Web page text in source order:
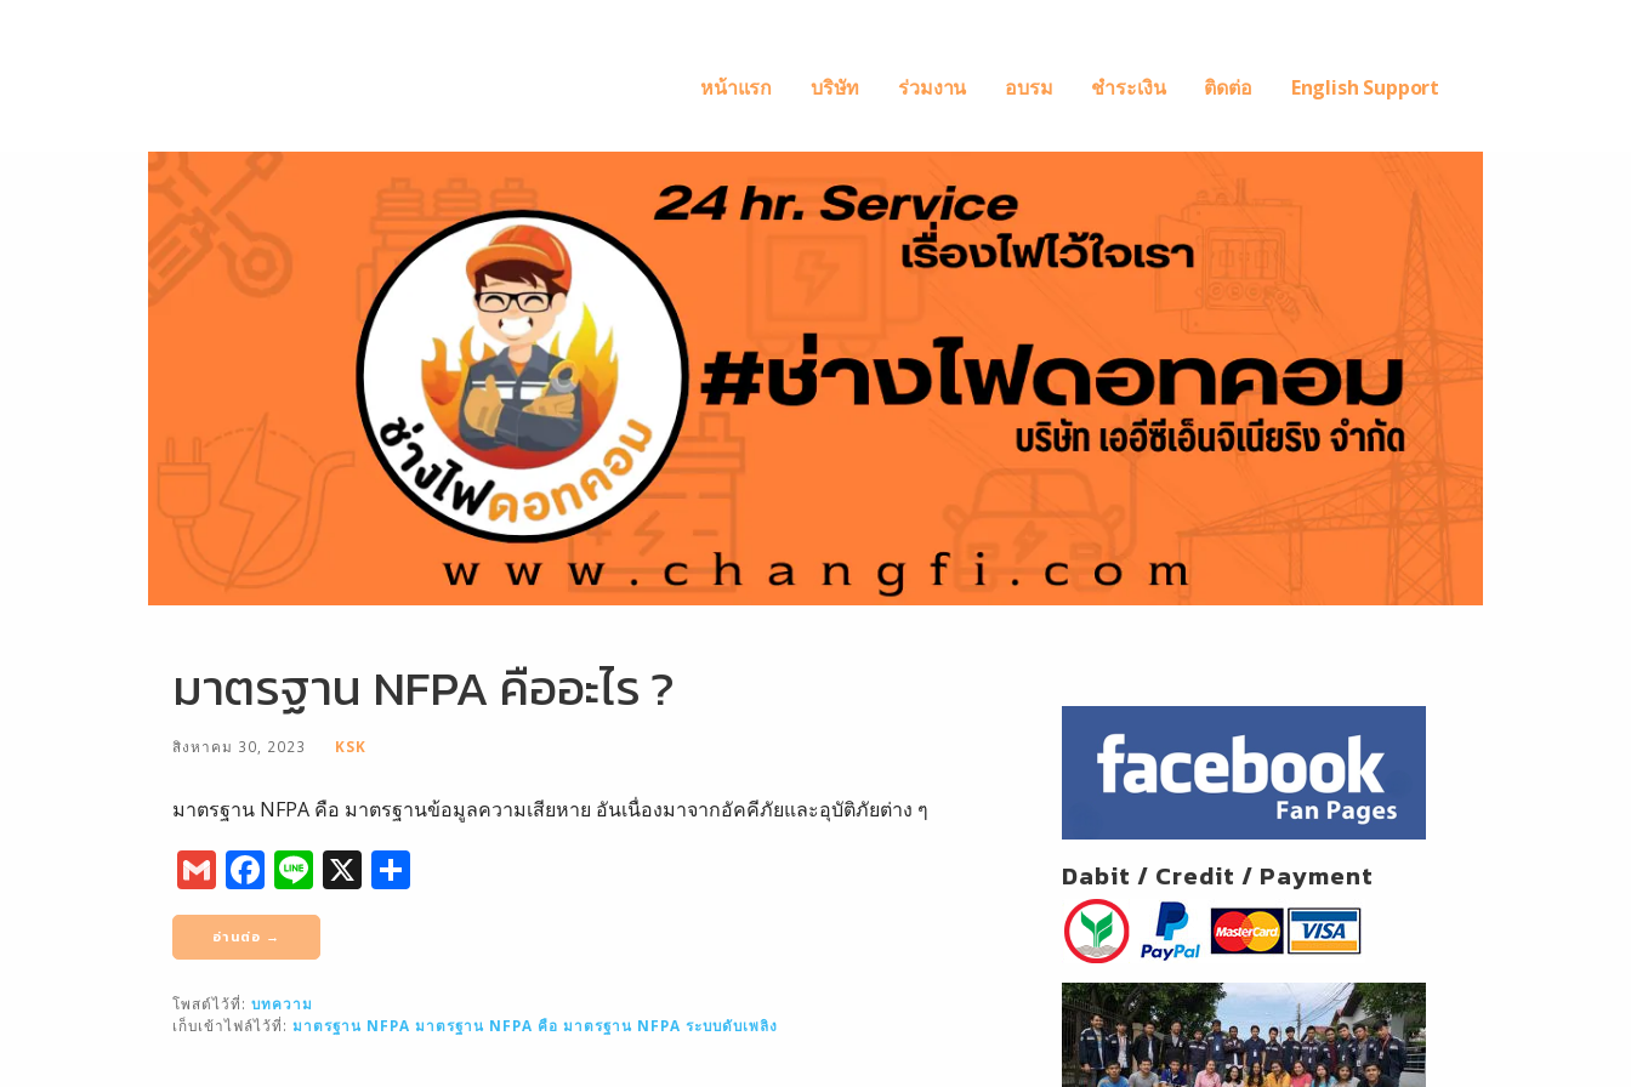
หน้าแรก บริษัท ร่วมงาน อบรม ชำระเงิน ติดต่อ English Support
มาตรฐาน NFPA คืออะไร ?
สิงหาคม 30, 2023 KSK
มาตรฐาน NFPA คือ มาตรฐานข้อมูลความเสียหาย อันเนื่องมาจากอัคคีภัยและอุบัติภัยต่าง ๆ
G
m
ai
l
F
a
c
e
b
Li
n
e
X
อ่านต่อ →
โพสต์ไว้ที่: บทความ
เก็บเข้าไฟล์ไว้ที่: มาตรฐาน NFPA มาตรฐาน NFPA คือ มาตรฐาน NFPA ระบบดับเพลิง
Dabit / Credit / Payment